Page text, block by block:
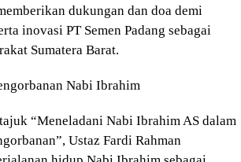
dukungan dan doa demi
inovasi PT Semen Padang sebagai
Sumatera Barat.
Nabi Ibrahim
“Meneladani Nabi Ibrahim AS dalam
Ustaz Fardi Rahman